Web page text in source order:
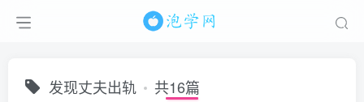
发现丈夫出轨 共16篇